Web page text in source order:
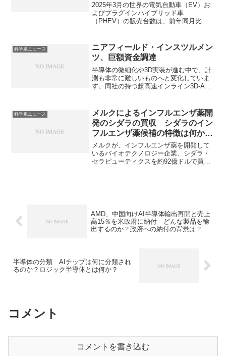
2025年3月の世界の電気自動車（EV）お
よびプラグインハイブリッド車
（PHEV）の販売台数は、前年同月比で
とができません。また、エネルギー密度
の高さや長寿命などの利点からEV以外の
多くの製品で利用されています。リチウ
ムイオン電池の特性はどんなものか、ど
のような改善が求められているのかなど
を知ることができます。
科学系ニュース
ニアフィールド・インスツルメン
ツ、巨額資金調達
半導体の微細化や3D実装が進む中で、計
測も非常に難しいものへと変化していま
す。同社の持つ超高速インライン3D-AFM
科学系ニュース
メルクによるインフルエンザ薬開
発のシダラの買収 シダラのイン
フルエンザ薬候補の特徴は何か？
なぜ長期間効果が続くのか？
メルクが、インフルエンザ薬を開発して
いるバイオテクノロジー企業、シダラ・
セラピューティクスを約92億ドルで買収
AMD、中国向けAI半導体輸出再開と売上
高15％を米政府に納付 どんな製品を輸
出するのか？政府への納付の背景は？
半導体の分類 AIチップは何に分類され
るのか？ロジック半導体とは何か？
コメント
コメントを書き込む